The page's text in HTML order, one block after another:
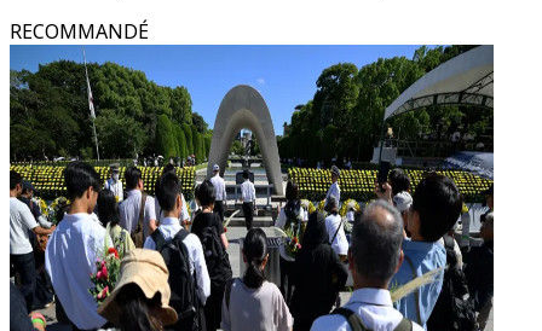
RECOMMANDÉ